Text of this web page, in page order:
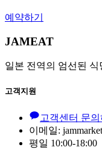
예약하기
JAMEAT
일본 전역의 엄선된
고객지원
고객센터 문의
이메일:
평일 10:00-18:00